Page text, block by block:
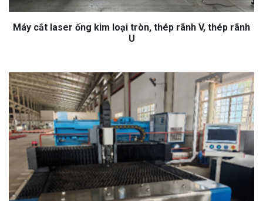
Máy cắt laser ống kim loại tròn, thép rãnh V, thép rãnh
U